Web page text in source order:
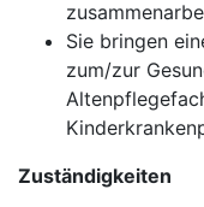
Sie bringen
zum/zur
Zuständigkeiten